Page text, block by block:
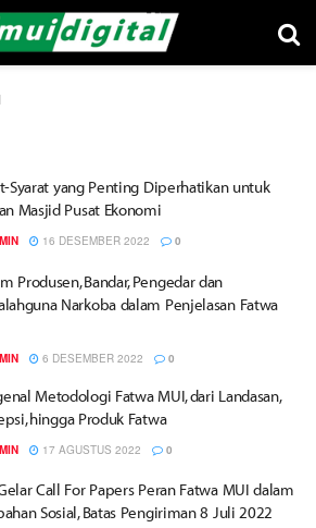
Syarat yang Penting Diperhatikan untuk
Masjid Pusat Ekonomi
16 DESEMBER 2022 0
Produsen, Bandar, Pengedar dan
Narkoba dalam Penjelasan Fatwa
6 DESEMBER 2022 0
Metodologi Fatwa MUI, dari Landasan,
hingga Produk Fatwa
17 AGUSTUS 2022 0
Call For Papers Peran Fatwa MUI dalam
Sosial, Batas Pengiriman 8 Juli 2022